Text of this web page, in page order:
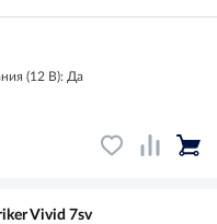
(12 В): Да
Vivid 7sv